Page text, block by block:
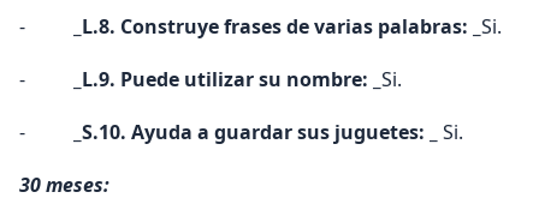
-
_L.8. Construye frases de varias palabras: _ Si.
-
_L.9. Puede utilizar su nombre: _ Si.
-
_S.10. Ayuda a guardar sus juguetes: _
Si.
30 meses: